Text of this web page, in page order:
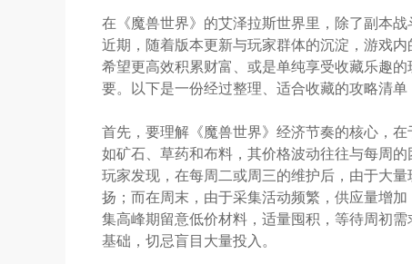
在《魔兽世界》的艾泽拉斯世界里，除了副本
近期，随着版本更新与玩家群体的沉淀，游戏
希望更高效积累财富、或是单纯享受收藏乐趣
要。以下是一份经过整理、适合收藏的攻略清单
首先，要理解《魔兽世界》经济节奏的核心，
如矿石、草药和布料，其价格波动往往与每周
玩家发现，在每周二或周三的维护后，由于大
扬；而在周末，由于采集活动频繁，供应量增
集高峰期留意低价材料，适量囤积，等待周初
基础，切忌盲目大量投入。